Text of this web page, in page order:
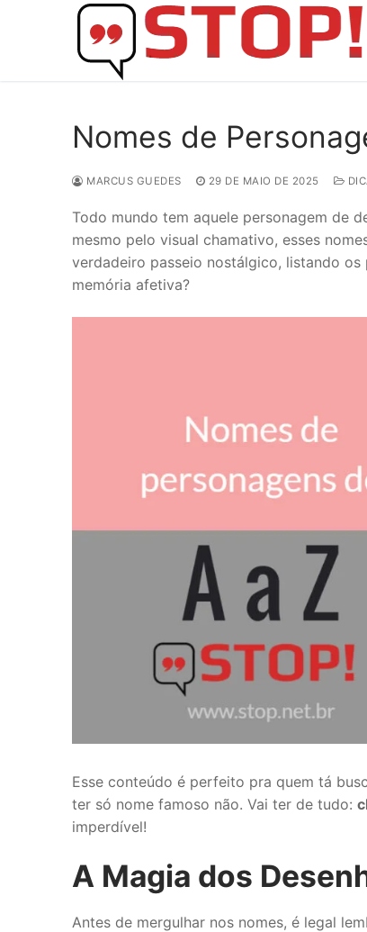
Nomes de
MARCUS GUEDES 29 DE MAIO DE 2025
Todo mundo tem aquele personagem de
mesmo pelo visual chamativo, esses
verdadeiro passeio nostálgico, listando os
memória afetiva?
Esse conteúdo é perfeito pra quem tá
ter só nome famoso não. Vai ter de tudo:
imperdível!
A Magia dos
Antes de mergulhar nos nomes, é legal